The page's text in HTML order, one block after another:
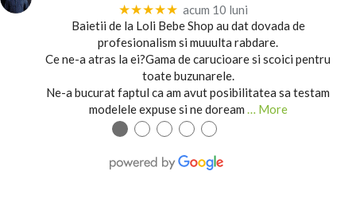
★★★★★ acum 10 luni
Baietii de la Loli Bebe Shop au dat dovada de
profesionalism si muuulta rabdare.
Ce ne-a atras la ei?Gama de carucioare si scoici pentru
toate buzunarele.
Ne-a bucurat faptul ca am avut posibilitatea sa testam
modelele expuse si ne doream … More
● ● ● ● ●